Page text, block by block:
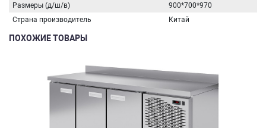
Размеры (д/ш/в)
900*700*970
Страна производитель
Китай
ПОХОЖИЕ ТОВАРЫ